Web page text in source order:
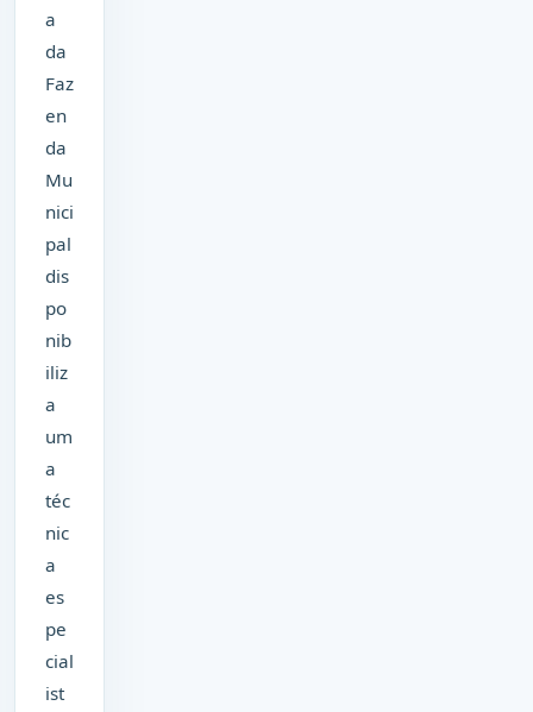
a
da
Faz
en
da
Mu
nici
pal
dis
po
nib
iliz
a
um
a
téc
nic
a
es
pe
cial
ist